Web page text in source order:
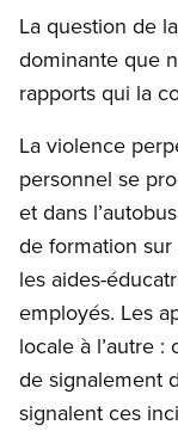
La question de
dominante que
rapports qui la
La violence
personnel se
et dans
de formation
les aides-
employés. Les
locale à l’autre
de signalement
signalent ces